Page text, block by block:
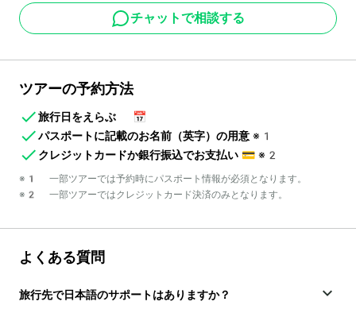
チャットで相談する
ツアーの予約方法
旅行日をえらぶ
📅
パスポートに記載のお名前（英字）の用意 ※1
クレジットカードか銀行振込でお支払い 💳 ※2
※1 一部ツアーでは予約時にパスポート情報が必須となります。
※2 一部ツアーではクレジットカード決済のみとなります。
よくある質問
旅行先で日本語のサポートはありますか？